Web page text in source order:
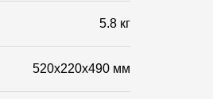
5.8 кг
520x220x490 мм